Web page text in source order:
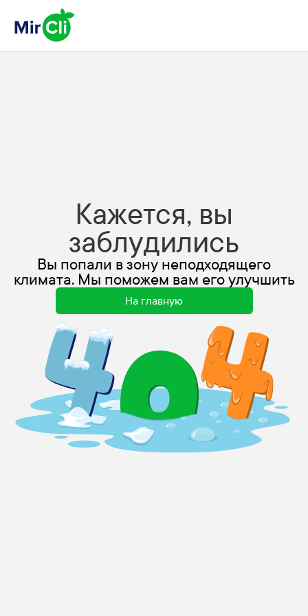
Кажется, вы
заблудились
Вы попали в зону неподходящего
климата. Мы поможем вам его улучшить
На главную